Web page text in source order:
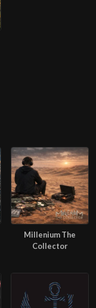
Millenium The
Collector